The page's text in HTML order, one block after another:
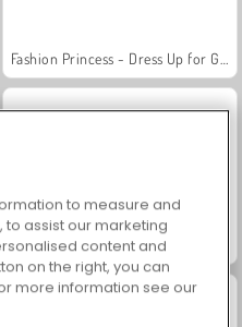
Farm Merge Valley
to measure and
assist our marketing
content and
on the right, you can
more information see our